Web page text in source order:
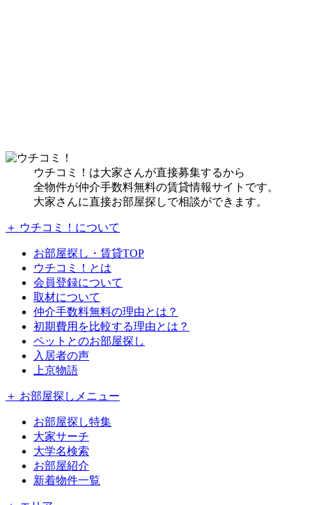
ウチコミ！は大家さんが直接募集するから
全物件が仲介手数料無料の賃貸情報サイトです。
大家さんに直接お部屋探しで相談ができます。
＋ ウチコミ！について
お部屋探し・賃貸TOP
ウチコミ！とは
会員登録について
取材について
仲介手数料無料の理由とは？
初期費用を比較する理由とは？
ペットとのお部屋探し
入居者の声
上京物語
＋ お部屋探しメニュー
お部屋探し特集
大家サーチ
大学名検索
お部屋紹介
新着物件一覧